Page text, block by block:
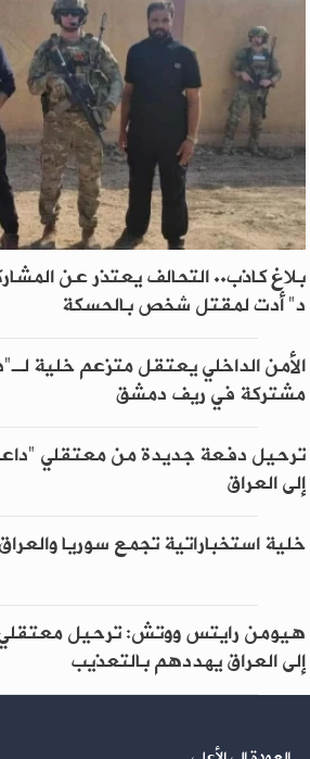
بلاغ كاذب.. التحالف يعتذر عن
د" أدت لمقتل شخص بالحسكة
الأمن الداخلي يعتقل متزعم خلية
مشتركة في ريف دمشق
ترحيل دفعة جديدة من معتقلي
إلى العراق
خلية استخباراتية تجمع سوريا
هيومن رايتس ووتش: ترحيل
إلى العراق يهددهم بالتعذيب